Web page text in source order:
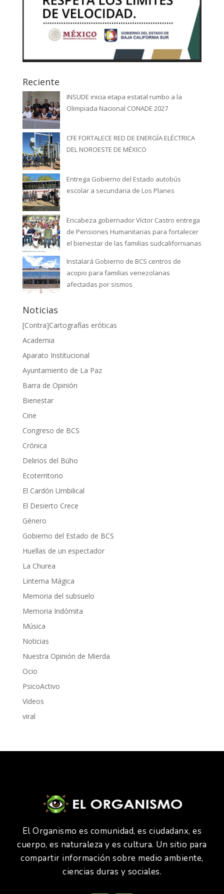
Reciente
INSUDE inicia etapa estatal rumbo a la
Olimpiada Nacional CONADE 2027
CFE FORTALECE RED DE ENERGÍA ELÉCTRICA
DEL NOROESTE DE MÉXICO
Entrega Gobierno del Estado autobús
escolar a secundaria de Los Planes
Encabeza gobernador Víctor Castro entrega
de Pensiones Humanitarias para fortalecer
el bienestar de las familias sudcalifornianas
Instalará Gobierno de BCS centros de
acopio para familias venezolanas
afectadas por sismos
Noticias
[Contra]Cartografías eróticas
Academia
Aparato Institucional
Ayuntamiento de La Paz
Barra de Opinión
Bienestar
Cine
Congreso de BCS
Crónica
Delirios del Búho
Ecoterritorio
El Cardón Umbilical
El Desierto Crece
Género
Gobierno del Estado de BCS
Huellas de un espectador
La Churea
Linterna Mágica
Memoria del subsuelo
Memoria Indómita
Música
Noticias
Nuestra Opinión de Mierda
Ocio
PsicoActivo
Videos
viral
El Organismo es comunidad, es ciudadanx, es
cuerpo, es naturaleza y es cultura. Un sitio para
compartir información sobre medio ambiente,
ciencias duras y sociales.